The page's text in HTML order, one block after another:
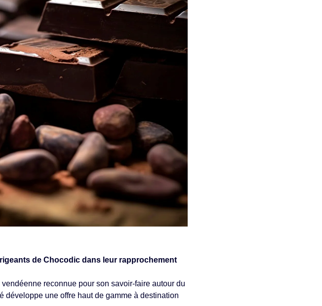
de Chocodic dans leur rapprochement
reconnue pour son savoir-faire autour du
une offre haut de gamme à destination